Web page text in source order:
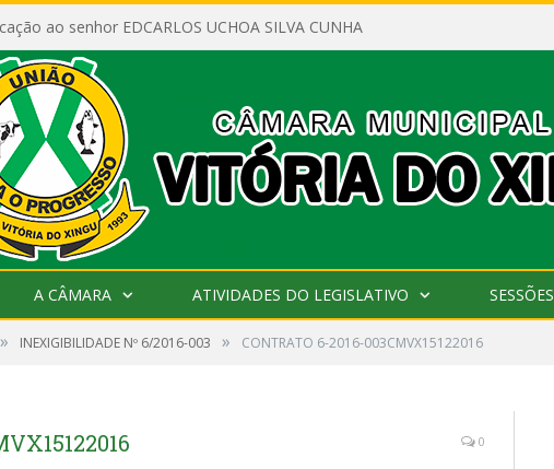
ao senhor EDCARLOS UCHOA SILVA CUNHA
A CÂMARA ATIVIDADES DO LEGISLATIVO SESSÕES
» INEXIGIBILIDADE Nº 6/2016-003 » CONTRATO 6-2016-003CMVX15122016
0